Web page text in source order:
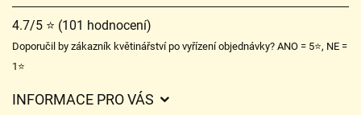
4.7/5 ⭐ (101 hodnocení)
Doporučil by zákazník květinářství po vyřízení objednávky? ANO = 5⭐, NE =
1⭐
INFORMACE PRO VÁS